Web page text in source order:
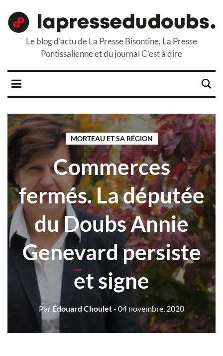
Le blog d'actu de La Presse Bisontine, La Presse
Pontissalienne et du journal C'est à dire
MORTEAU ET SA RÉGION
Commerces
fermés. La députée
du Doubs Annie
Genevard persiste
et signe
Par Edouard Choulet- 04 novembre, 2020